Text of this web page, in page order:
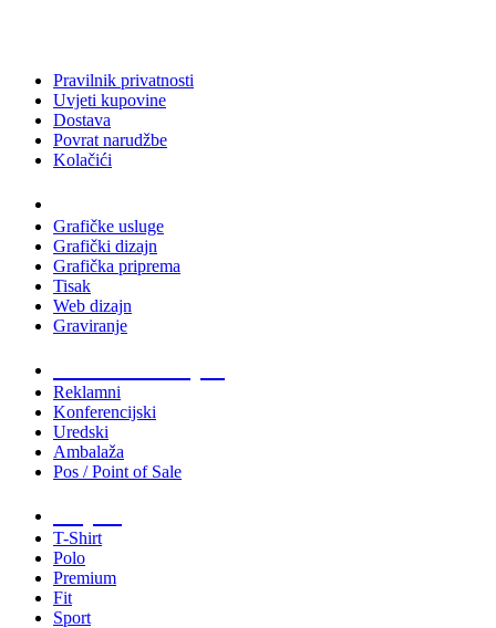
Pravilnik privatnosti
Uvjeti kupovine
Dostava
Povrat narudžbe
Kolačići
Grafičke usluge
Grafički dizajn
Grafička priprema
Tisak
Web dizajn
Graviranje
Reklamni
Konferencijski
Uredski
Ambalaža
Pos / Point of Sale
T-Shirt
Polo
Premium
Fit
Sport